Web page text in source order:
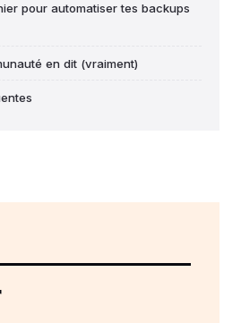
pour automatiser tes backups
en dit (vraiment)